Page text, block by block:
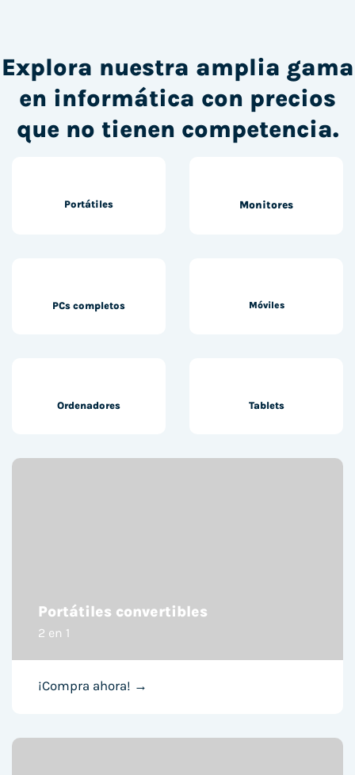
Explora nuestra amplia gama
en informática con precios
que no tienen competencia.
Portátiles Monitores
PCs completos Móviles
Ordenadores Tablets
Portátiles convertibles
2 en 1
¡Compra ahora! →